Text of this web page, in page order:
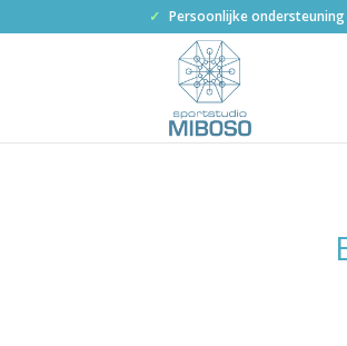
✓ Persoonlijke ondersteuning